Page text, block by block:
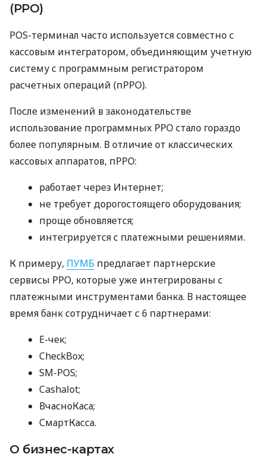
(РРО)
POS-терминал часто используется совместно с
кассовым интегратором, объединяющим учетную
систему с программным регистратором
расчетных операций (пРРО).
После изменений в законодательстве
использование программных РРО стало гораздо
более популярным. В отличие от классических
кассовых аппаратов, пРРО:
работает через Интернет;
не требует дорогостоящего оборудования;
проще обновляется;
интегрируется с платежными решениями.
К примеру, ПУМБ предлагает партнерские
сервисы РРО, которые уже интегрированы с
платежными инструментами банка. В настоящее
время банк сотрудничает с 6 партнерами:
E-чек;
CheckBox;
SM-POS;
Cashalot;
ВчасноКаса;
СмартКасса.
О бизнес-картах